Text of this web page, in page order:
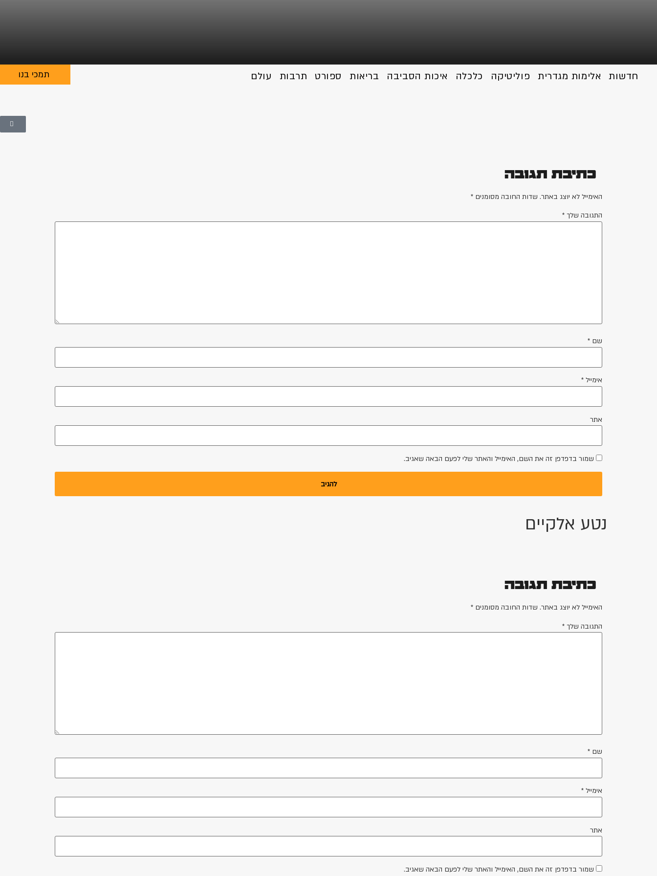
חדשות אלימות מגדרית פוליטיקה כלכלה איכות הסביבה בריאות ספורט תרבות עולם תמכי בנו
כתיבת תגובה
האימייל לא יוצג באתר. שדות החובה מסומנים *
התגובה שלך *
שם *
אימייל *
אתר
שמור בדפדפן זה את השם, האימייל והאתר שלי לפעם הבאה שאגיב.
נטע אלקיים
כתיבת תגובה
האימייל לא יוצג באתר. שדות החובה מסומנים *
התגובה שלך *
שם *
אימייל *
אתר
שמור בדפדפן זה את השם, האימייל והאתר שלי לפעם הבאה שאגיב.